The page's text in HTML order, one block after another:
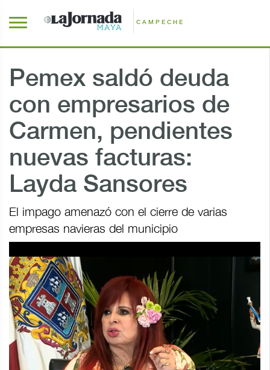
CAMPECHE
Pemex saldó deuda
con empresarios de
Carmen, pendientes
nuevas facturas:
Layda Sansores
El impago amenazó con el cierre de varias
empresas navieras del municipio